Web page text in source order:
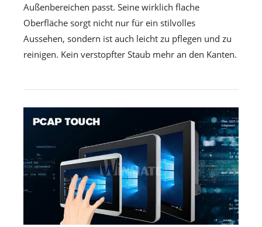
Außenbereichen passt. Seine wirklich flache
Oberfläche sorgt nicht nur für ein stilvolles
Aussehen, sondern ist auch leicht zu pflegen und zu
reinigen. Kein verstopfter Staub mehr an den Kanten.